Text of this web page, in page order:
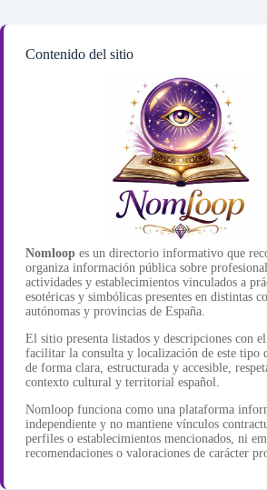
Contenido del sitio
Nomloop es un directorio informativo que
organiza información pública sobre
actividades y establecimientos vinculados a
esotéricas y simbólicas presentes en distintas
autónomas y provincias de España.
El sitio presenta listados y descripciones con
facilitar la consulta y localización de este tipo
de forma clara, estructurada y accesible,
contexto cultural y territorial español.
Nomloop funciona como una plataforma
independiente y no mantiene vínculos
perfiles o establecimientos mencionados, ni
recomendaciones o valoraciones de carácter